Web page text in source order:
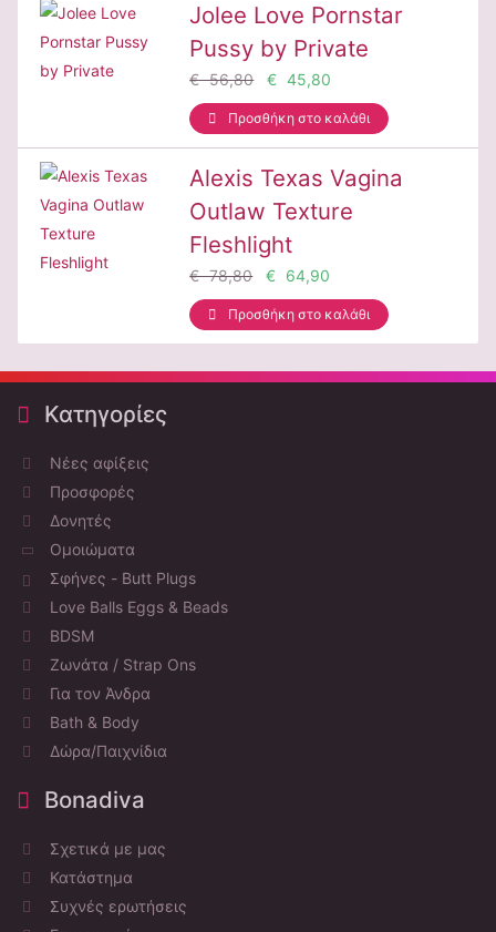
Jolee Love Pornstar
Pussy by Private
€ 56,80 € 45,80
Προσθήκη στο καλάθι
Alexis Texas Vagina
Outlaw Texture
Fleshlight
€ 78,80 € 64,90
Προσθήκη στο καλάθι
Κατηγορίες
Νέες αφίξεις
Προσφορές
Δονητές
Ομοιώματα
Σφήνες - Butt Plugs
Love Balls Eggs & Beads
BDSM
Ζωνάτα / Strap Ons
Για τον Άνδρα
Bath & Body
Δώρα/Παιχνίδια
Bonadiva
Σχετικά με μας
Κατάστημα
Συχνές ερωτήσεις